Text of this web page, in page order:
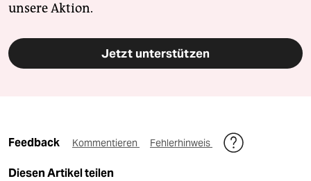
unsere Aktion.
Jetzt unterstützen
Feedback Kommentieren Fehlerhinweis
Diesen Artikel teilen